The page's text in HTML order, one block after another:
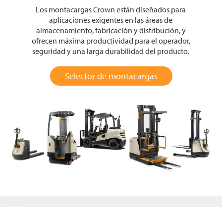
Los montacargas Crown están diseñados para
aplicaciones exigentes en las áreas de
almacenamiento, fabricación y distribución, y
ofrecen máxima productividad para el operador,
seguridad y una larga durabilidad del producto.
Selector de montacargas